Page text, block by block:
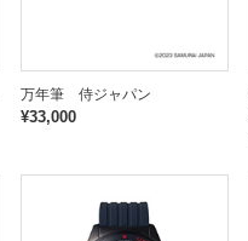
万年筆 侍ジャパン
¥33,000